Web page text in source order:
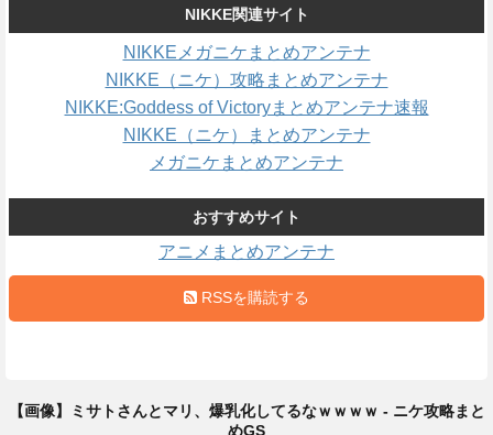
NIKKE関連サイト
NIKKEメガニケまとめアンテナ
NIKKE（ニケ）攻略まとめアンテナ
NIKKE:Goddess of Victoryまとめアンテナ速報
NIKKE（ニケ）まとめアンテナ
メガニケまとめアンテナ
おすすめサイト
アニメまとめアンテナ
RSSを購読する
【画像】ミサトさんとマリ、爆乳化してるなｗｗｗｗ - ニケ攻略まと
めGS